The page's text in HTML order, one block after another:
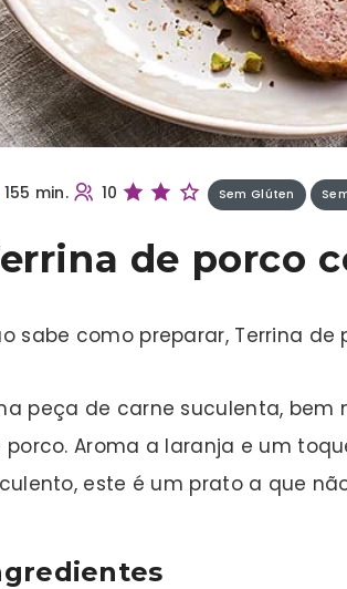
155 min. 10 Sem Glúten
de porco
sabe como preparar, Terrina
peça de carne suculenta,
porco. Aroma a laranja e um
este é um prato a que